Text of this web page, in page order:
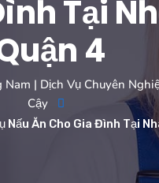
Tại
4
| Dịch Vụ Chuyên
Cậy
Nấu Ăn Cho Gia Đình Tại